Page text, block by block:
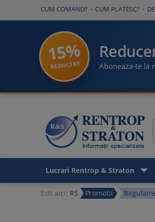
CUM COMAND? CUM PLATESC?
15%
REDUCERE Aboneaza-te la
Lucrari Rentrop & Straton
Esti aici: RS Promotii